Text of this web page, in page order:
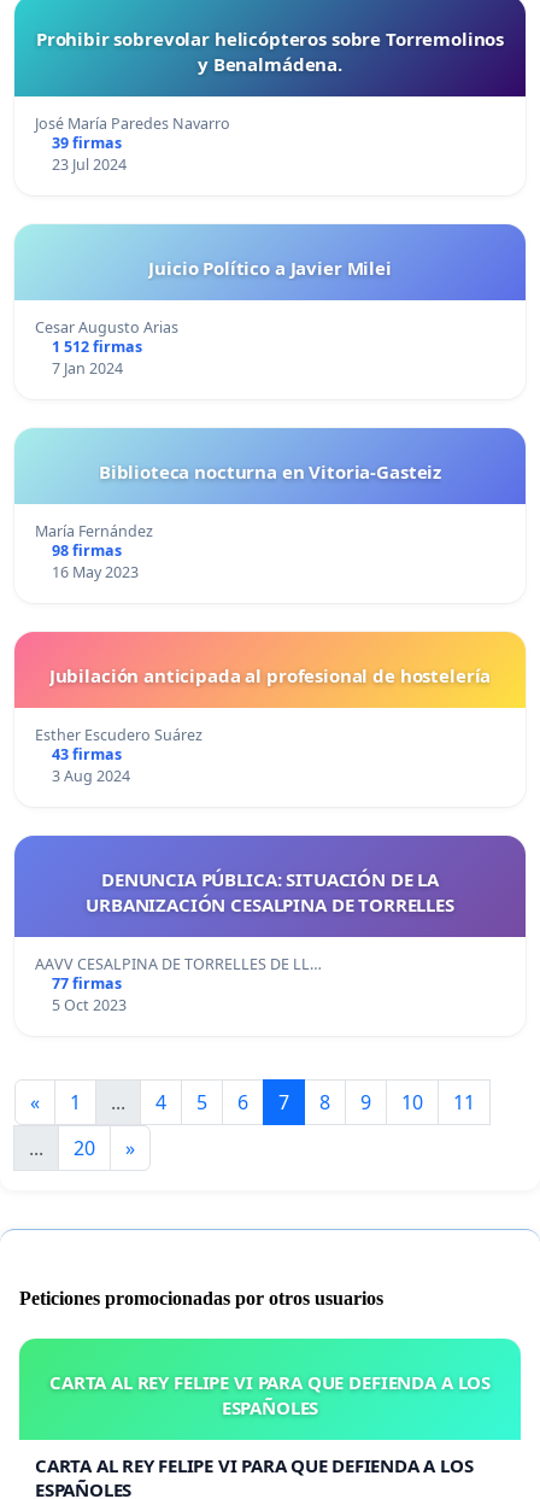
Prohibir sobrevolar helicópteros sobre Torremolinos
y Benalmádena.
José María Paredes Navarro
39 firmas
23 Jul 2024
Juicio Político a Javier Milei
Cesar Augusto Arias
1 512 firmas
7 Jan 2024
Biblioteca nocturna en Vitoria-Gasteiz
María Fernández
98 firmas
16 May 2023
Jubilación anticipada al profesional de hostelería
Esther Escudero Suárez
43 firmas
3 Aug 2024
DENUNCIA PÚBLICA: SITUACIÓN DE LA
URBANIZACIÓN CESALPINA DE TORRELLES
AAVV CESALPINA DE TORRELLES DE LL…
77 firmas
5 Oct 2023
« 1 ... 4 5 6 7 8 9 10
11
...
20 »
Peticiones promocionadas por otros usuarios
CARTA AL REY FELIPE VI PARA QUE DEFIENDA A LOS
ESPAÑOLES
CARTA AL REY FELIPE VI PARA QUE DEFIENDA A LOS
ESPAÑOLES